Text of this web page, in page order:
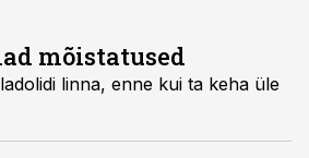
mõistatused
linna, enne kui ta keha üle